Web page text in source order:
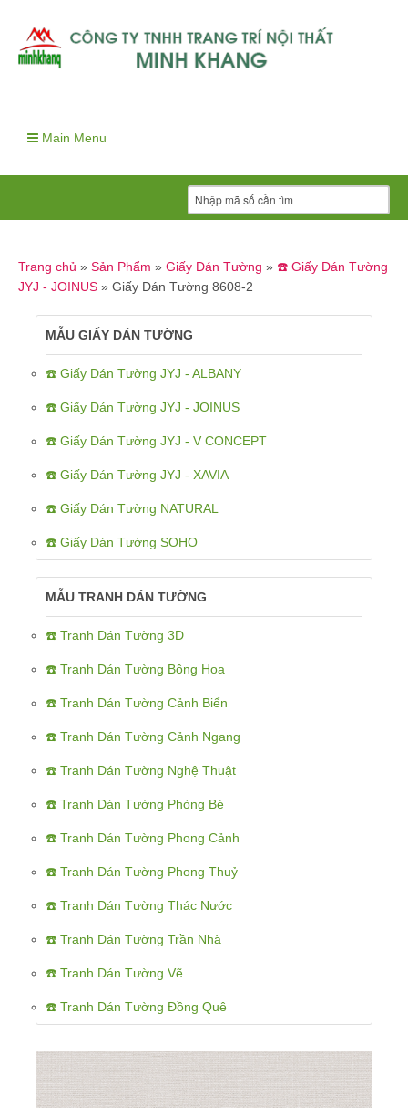
Main Menu
Trang chủ » Sản Phẩm » Giấy Dán Tường » ☎️ Giấy Dán Tường
JYJ - JOINUS » Giấy Dán Tường 8608-2
MẪU GIẤY DÁN TƯỜNG
☎️ Giấy Dán Tường JYJ - ALBANY
☎️ Giấy Dán Tường JYJ - JOINUS
☎️ Giấy Dán Tường JYJ - V CONCEPT
☎️ Giấy Dán Tường JYJ - XAVIA
☎️ Giấy Dán Tường NATURAL
☎️ Giấy Dán Tường SOHO
MẪU TRANH DÁN TƯỜNG
☎️ Tranh Dán Tường 3D
☎️ Tranh Dán Tường Bông Hoa
☎️ Tranh Dán Tường Cảnh Biển
☎️ Tranh Dán Tường Cảnh Ngang
☎️ Tranh Dán Tường Nghệ Thuật
☎️ Tranh Dán Tường Phòng Bé
☎️ Tranh Dán Tường Phong Cảnh
☎️ Tranh Dán Tường Phong Thuỷ
☎️ Tranh Dán Tường Thác Nước
☎️ Tranh Dán Tường Trần Nhà
☎️ Tranh Dán Tường Vẽ
☎️ Tranh Dán Tường Đồng Quê